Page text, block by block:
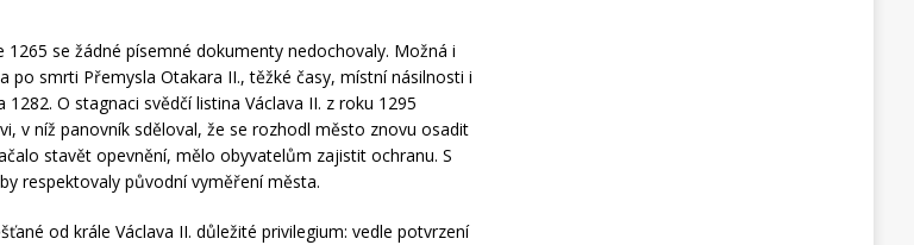
se žádné písemné dokumenty nedochovaly. Možná i
po smrti Přemysla Otakara II., těžké časy, místní násilnosti i
O stagnaci svědčí listina Václava II. z roku 1295
v níž panovník sděloval, že se rozhodl město znovu osadit
stavět opevnění, mělo obyvatelům zajistit ochranu. S
respektovaly původní vyměření města.
od krále Václava II. důležité privilegium: vedle potvrzení